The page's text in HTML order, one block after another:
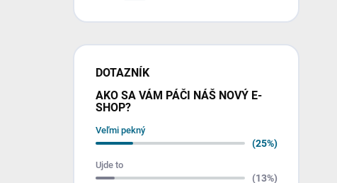
DOTAZNÍK
AKO SA VÁM PÁČI NÁŠ NOVÝ E-
SHOP?
Veľmi pekný
(25%)
Ujde to
(13%)